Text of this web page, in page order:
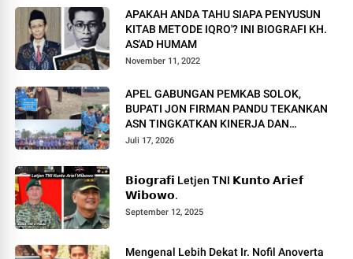
APAKAH ANDA TAHU SIAPA PENYUSUN
KITAB METODE IQRO'? INI BIOGRAFI KH.
AS'AD HUMAM
November 11, 2022
APEL GABUNGAN PEMKAB SOLOK,
BUPATI JON FIRMAN PANDU TEKANKAN
ASN TINGKATKAN KINERJA DAN
PELAYANAN MASYARAKAT.
Juli 17, 2026
𝗕𝗶𝗼𝗴𝗿𝗮𝗳𝗶 Letjen TNI 𝗞𝘂𝗻𝘁𝗼 𝗔𝗿𝗶𝗲𝗳
𝗪𝗶𝗯𝗼𝘄𝗼.
September 12, 2025
Mengenal Lebih Dekat Ir. Nofil Anoverta